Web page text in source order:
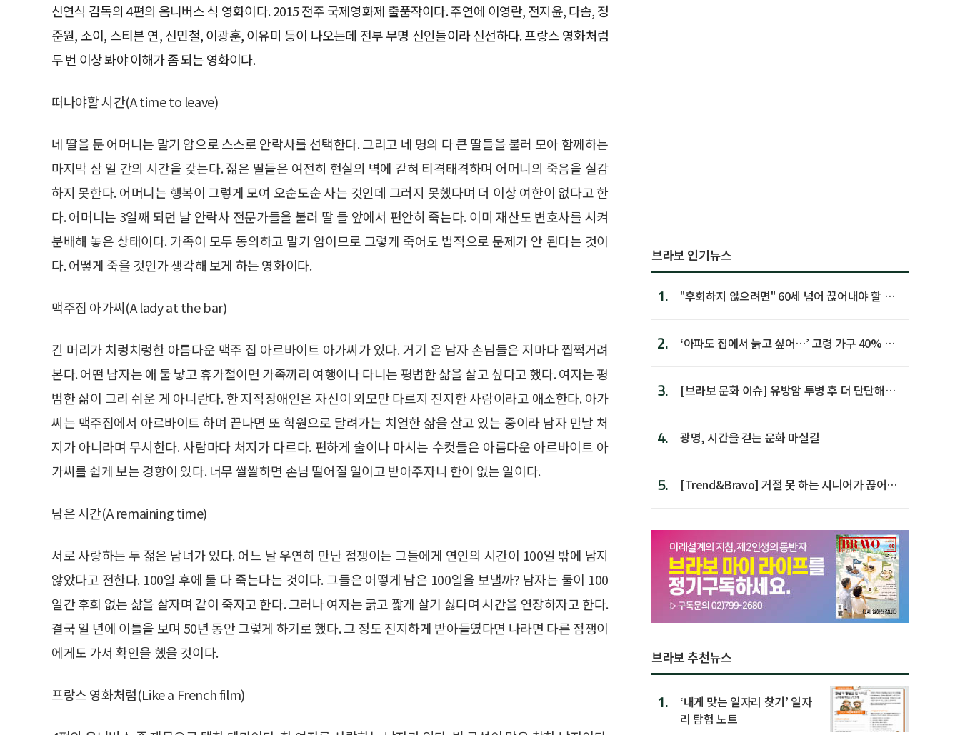
신연식 감독의 4편의 옴니버스 식 영화이다. 2015 전주 국제영화제 출품작이다. 주연에 이영란, 전지윤, 다솜, 정
준원, 소이, 스티븐 연, 신민철, 이광훈, 이유미 등이 나오는데 전부 무명 신인들이라 신선하다. 프랑스 영화처럼
두 번 이상 봐야 이해가 좀 되는 영화이다.
떠나야할 시간(A time to leave)
네 딸을 둔 어머니는 말기 암으로 스스로 안락사를 선택한다. 그리고 네 명의 다 큰 딸들을 불러 모아 함께하는
마지막 삼 일 간의 시간을 갖는다. 젊은 딸들은 여전히 현실의 벽에 갇혀 티격태격하며 어머니의 죽음을 실감
하지 못한다. 어머니는 행복이 그렇게 모여 오순도순 사는 것인데 그러지 못했다며 더 이상 여한이 없다고 한
다. 어머니는 3일째 되던 날 안락사 전문가들을 불러 딸 들 앞에서 편안히 죽는다. 이미 재산도 변호사를 시켜
분배해 놓은 상태이다. 가족이 모두 동의하고 말기 암이므로 그렇게 죽어도 법적으로 문제가 안 된다는 것이
다. 어떻게 죽을 것인가 생각해 보게 하는 영화이다.
맥주집 아가씨(A lady at the bar)
긴 머리가 치렁치렁한 아름다운 맥주 집 아르바이트 아가씨가 있다. 거기 온 남자 손님들은 저마다 찝쩍거려
본다. 어떤 남자는 애 둘 낳고 휴가철이면 가족끼리 여행이나 다니는 평범한 삶을 살고 싶다고 했다. 여자는 평
범한 삶이 그리 쉬운 게 아니란다. 한 지적장애인은 자신이 외모만 다르지 진지한 사람이라고 애소한다. 아가
씨는 맥주집에서 아르바이트 하며 끝나면 또 학원으로 달려가는 치열한 삶을 살고 있는 중이라 남자 만날 처
지가 아니라며 무시한다. 사람마다 처지가 다르다. 편하게 술이나 마시는 수컷들은 아름다운 아르바이트 아
가씨를 쉽게 보는 경향이 있다. 너무 쌀쌀하면 손님 떨어질 일이고 받아주자니 한이 없는 일이다.
남은 시간(A remaining time)
서로 사랑하는 두 젊은 남녀가 있다. 어느 날 우연히 만난 점쟁이는 그들에게 연인의 시간이 100일 밖에 남지
않았다고 전한다. 100일 후에 둘 다 죽는다는 것이다. 그들은 어떻게 남은 100일을 보낼까? 남자는 둘이 100
일간 후회 없는 삶을 살자며 같이 죽자고 한다. 그러나 여자는 굵고 짧게 살기 싫다며 시간을 연장하자고 한다.
결국 일 년에 이틀을 보며 50년 동안 그렇게 하기로 했다. 그 정도 진지하게 받아들였다면 나라면 다른 점쟁이
에게도 가서 확인을 했을 것이다.
프랑스 영화처럼(Like a French film)
브라보 인기뉴스
1.
"후회하지 않으려면" 60세 넘어 끊어내야 할 사
2.
‘아파도 집에서 늙고 싶어…’ 고령 가구 40% 노
3.
[브라보 문화 이슈] 유방암 투병 후 더 단단해진
4. 광명, 시간을 걷는 문화 마실길
5.
[Trend&Bravo] 거절 못 하는 시니어가 끊어야
브라보 추천뉴스
1.
‘내게 맞는 일자리 찾기’ 일자
리 탐험 노트